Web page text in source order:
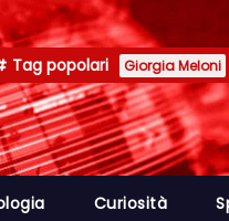
Tag popolari Giorgia Meloni
Curiosità